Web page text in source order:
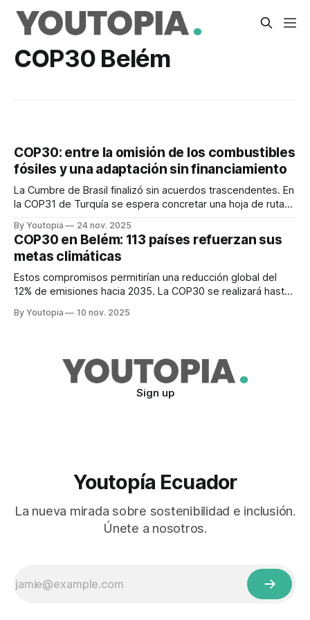
COP30 Belém
COP30: entre la omisión de los combustibles
fósiles y una adaptación sin financiamiento
La Cumbre de Brasil finalizó sin acuerdos trascendentes. En
la COP31 de Turquía se espera concretar una hoja de ruta
By Youtopia 24 nov. 2025
COP30 en Belém: 113 países refuerzan sus
metas climáticas
Estos compromisos permitirían una reducción global del
12% de emisiones hacia 2035. La COP30 se realizará hasta
By Youtopia 10 nov. 2025
Sign up
Youtopía Ecuador
La nueva mirada sobre sostenibilidad e inclusión.
Únete a nosotros.